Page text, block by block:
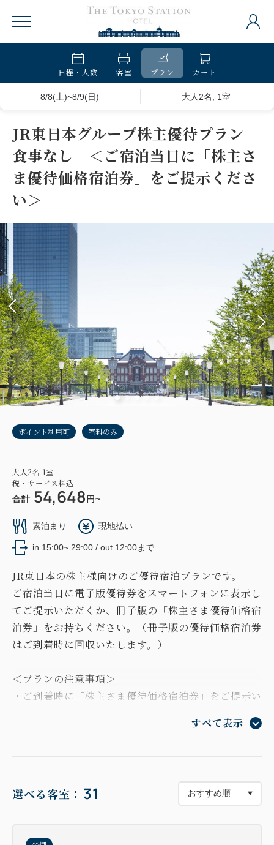
日程・人数 客室 プラン カート
8/8(土)~8/9(日) 大人2名, 1室
JR東日本グループ株主優待プラン
食事なし ＜ご宿泊当日に「株主さ
ま優待価格宿泊券」をご提示くださ
い＞
ポイント利用可 室料のみ
大人2名 1室
税・サービス料込
合計 54,648 円~
素泊まり 現地払い
in 15:00~ 29:00 / out 12:00まで
JR東日本の株主様向けのご優待宿泊プランです。
ご宿泊当日に電子版優待券をスマートフォンに表示し
てご提示いただくか、冊子版の「株主さま優待価格宿
泊券」をお持ちください。（冊子版の優待価格宿泊券
はご到着時に回収いたします。）
＜プランの注意事項＞
・ご到着時に「株主さま優待価格宿泊券」をご提示い
・「株主さま優待価格宿泊券」は1枚につき1室、1回
すべて表示
選べる客室： 31